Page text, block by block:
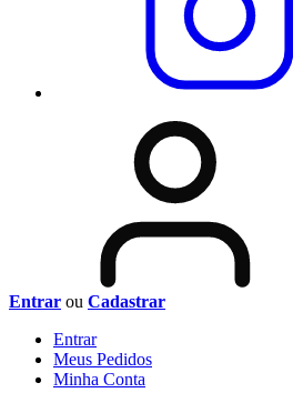
Entrar ou Cadastrar
Entrar
Meus Pedidos
Minha Conta